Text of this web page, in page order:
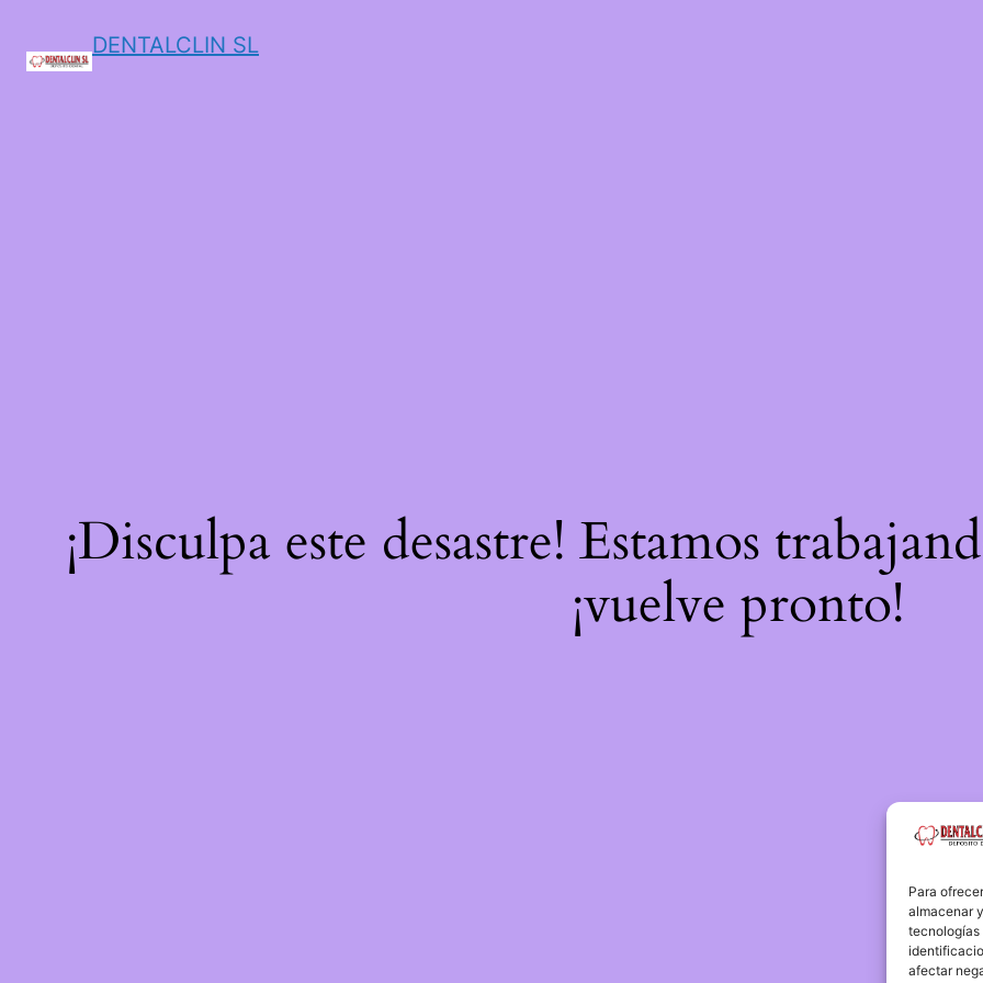
Para
almacenar
tecnologías
afectar
DENTALCLIN SL
¡Disculpa este desastre! Estamos
¡vuelve pronto!